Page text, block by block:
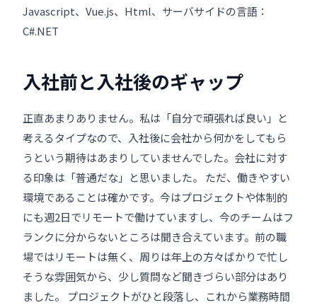
Javascript、Vue.js、Html、サーバサイドの言語：
C#.NET
入社前と入社後のギャップ
正直あまりありません。私は「自分で頑張れば良い」と
考えるタイプなので、入社後に会社から何かをしてもら
うという期待はあまりしていませんでした。会社に対す
る印象は「普通だな」と思いました。 ただ、働きやすい
環境であることは確かです。今はプロジェクトや体制的
にも週2日でリモートで働けていますし、今のチームはフ
ランクに分からないところは聞き合えています。前の職
場ではリモートは無く、周りは年上の方々ばかりで忙し
そうな雰囲気から、少し質問など聞きづらい部分はあり
ました。 プロジェクトがひと段落し、これから業務時間